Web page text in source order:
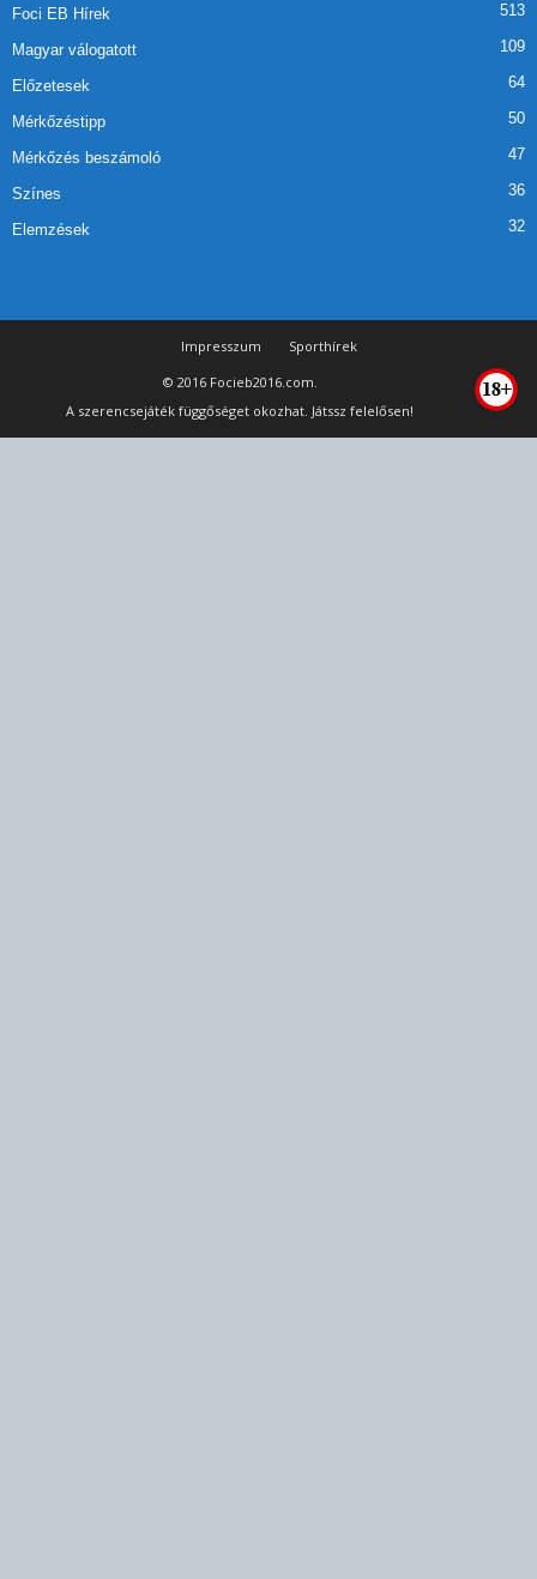
Foci EB Hírek 513
Magyar válogatott 109
Előzetesek 64
Mérkőzéstipp 50
Mérkőzés beszámoló 47
Színes 36
Elemzések 32
Impresszum
Sporthírek
© 2016 Focieb2016.com.
A szerencsejáték függőséget okozhat. Játssz felelősen!